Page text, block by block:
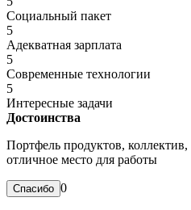
Социальный пакет
5
Адекватная зарплата
5
Современные технологии
5
Интересные задачи
Достоинства
Портфель продуктов,
отличное место для работы
0